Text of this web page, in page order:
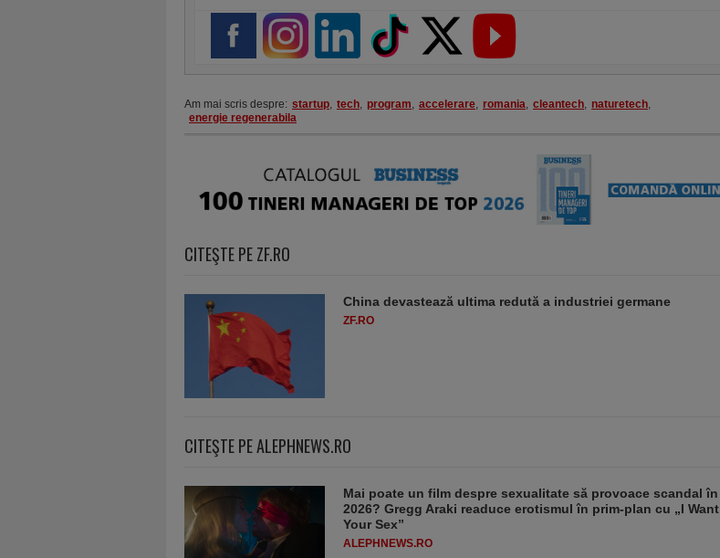
Am mai scris despre: startup, tech, program, accelerare, romania, cleantech, naturetech,
energie regenerabila
CITEŞTE PE ZF.RO
China devastează ultima redută a industriei germane
ZF.RO
CITEŞTE PE ALEPHNEWS.RO
Mai poate un film despre sexualitate să provoace scandal în
2026? Gregg Araki readuce erotismul în prim-plan cu „I Want
Your Sex”
ALEPHNEWS.RO